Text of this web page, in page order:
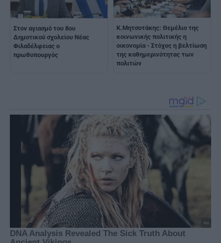
Στον αγιασμό του 8ου
Δημοτικού σχολείου Νέας
Φιλαδέλφειας ο
πρωθυπουργός
Κ.Μητσοτάκης: Θεμέλιο της
κοινωνικής πολιτικής η
οικονομία - Στόχος η βελτίωση
της καθημερινότητας των
πολιτών